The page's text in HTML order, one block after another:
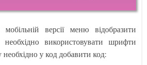
версії меню відобразити
використовувати шрифти
у код добавити код: